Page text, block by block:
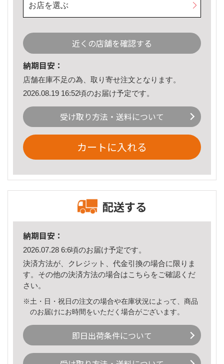
お店を選ぶ
近くの店舗を確認する
納期目安：
店舗在庫不足の為、取り寄せ注文となります。
2026.08.19 16:52頃のお届け予定です。
受け取り方法・送料について
カートに入れる
配送する
納期目安：
2026.07.28 6:6頃のお届け予定です。
決済方法が、クレジット、代金引換の場合に限りま
す。その他の決済方法の場合はこちら をご確認くだ
さい。
※土・日・祝日の注文の場合や在庫状況によって、商品
のお届けにお時間をいただく場合がございます。
即日出荷条件について